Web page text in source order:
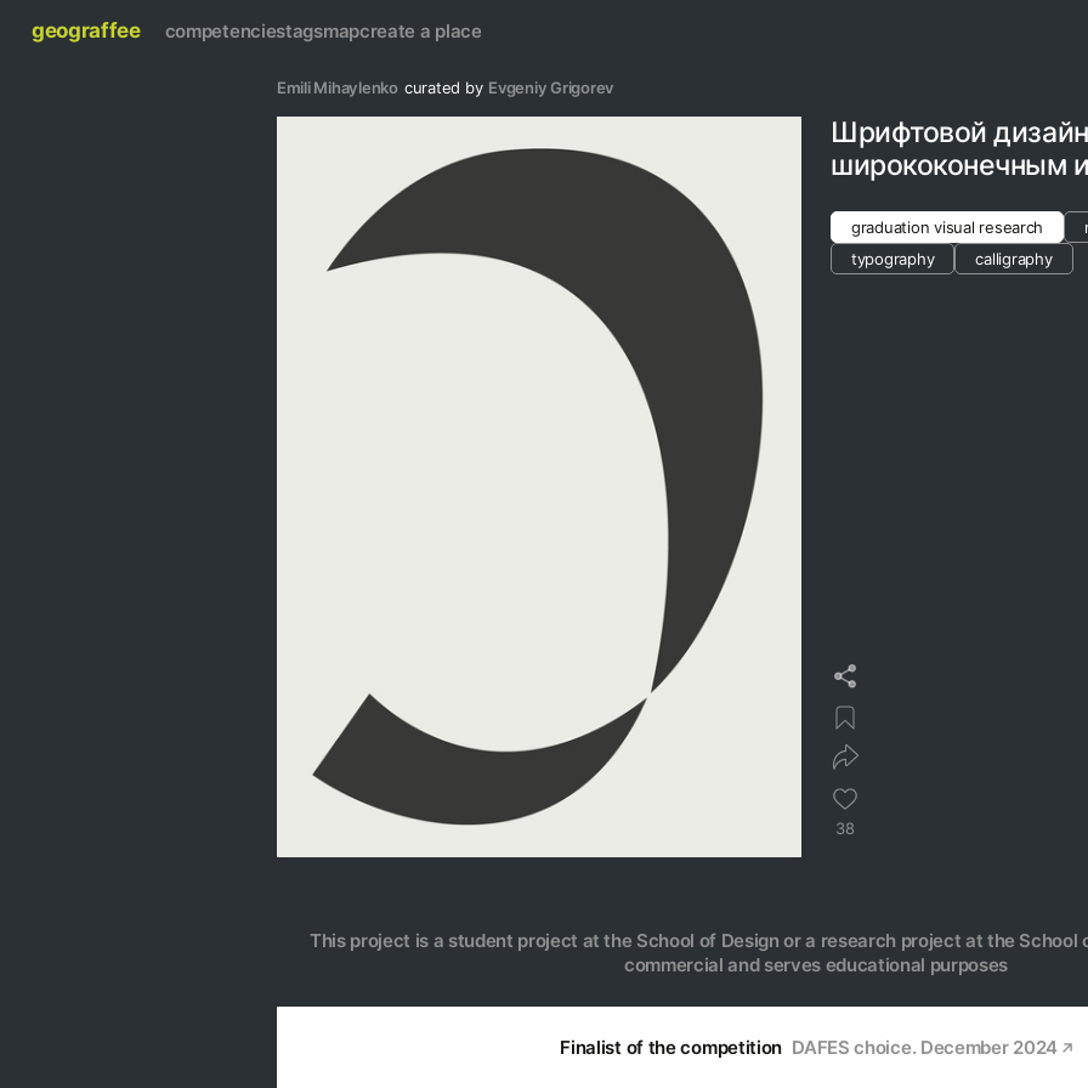
geograffee competenciestagsmapcreate a place
Emili Mihaylenko curated by Evgeniy Grigorev
Шрифтовой
ширококонечным
graduation visual research
typography
calligraphy
38
This project is a student project at the School of Design or a research project at the School
commercial and serves educational purposes
Finalist of the competition DAFES choice. December 2024